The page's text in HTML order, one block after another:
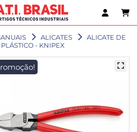
ALICATES
ALICATE DE
- KNIPEX